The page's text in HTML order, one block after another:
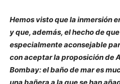
Hemos visto que la inmersión
y que, además, el hecho de
especialmente aconsejable
con aceptar la proposición de
Bombay: el baño de mar es